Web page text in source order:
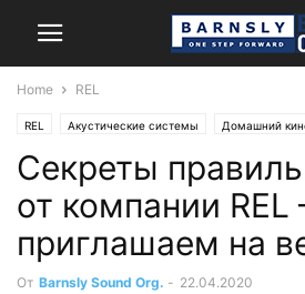
Home REL
REL Акустические системы Домашний
Стерео
Секреты
от компании REL
приглашаем на
От Barnsly Sound Org. - 22.04.2020